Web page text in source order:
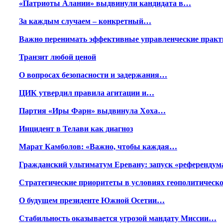
«Патриоты Алании» выдвинули кандидата в…
За каждым случаем – конкретный…
Важно перенимать эффективные управленческие
Транзит любой ценой
О вопросах безопасности и задержания…
ЦИК утвердил правила агитации и…
Партия «Иры Фарн» выдвинула Хоха…
Инцидент в Телави как диагноз
Марат Камболов: «Важно, чтобы каждая…
Гражданский ультиматум Еревану: запуск
Стратегические приоритеты в условиях
О будущем президенте Южной Осетии…
Стабильность оказывается угрозой мандату Миссии…